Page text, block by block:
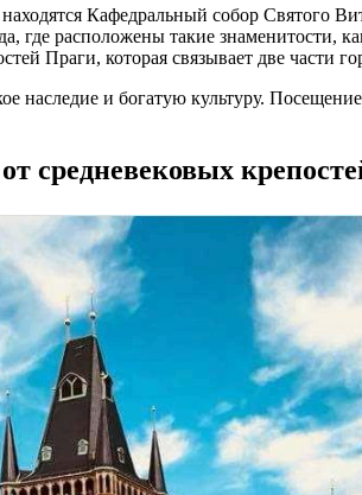
Кафедральный собор Святого
где расположены такие знаменитости,
Праги, которая связывает две
наследие и богатую культуру.
средневековых